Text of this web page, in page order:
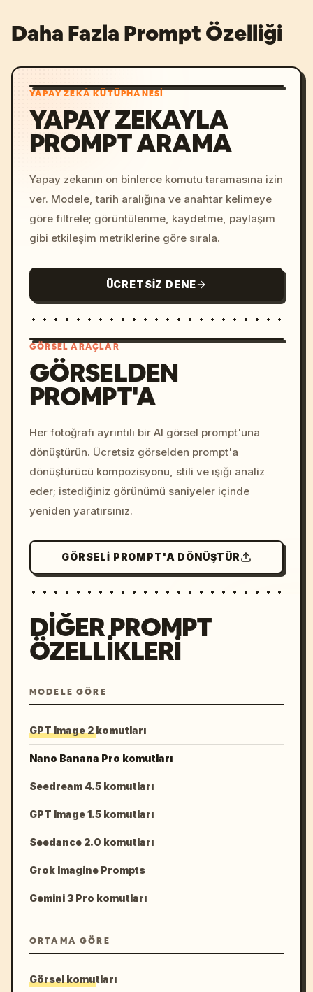
Daha Fazla Prompt Özelliği
YAPAY ZEKÂ KÜTÜPHANESI
YAPAY ZEKAYLA
PROMPT ARAMA
Yapay zekanın on binlerce komutu taramasına izin
ver. Modele, tarih aralığına ve anahtar kelimeye
göre filtrele; görüntülenme, kaydetme, paylaşım
gibi etkileşim metriklerine göre sırala.
ÜCRETSIZ DENE
colors, 8k --v 6.0
GÖRSEL ARAÇLAR
GÖRSELDEN
PROMPT'A
Her fotoğrafı ayrıntılı bir AI görsel prompt'una
dönüştürün. Ücretsiz görselden prompt'a
dönüştürücü kompozisyonu, stili ve ışığı analiz
eder; istediğiniz görünümü saniyeler içinde
yeniden yaratırsınız.
GÖRSELI PROMPT'A DÖNÜŞTÜR
DIĞER PROMPT
ÖZELLIKLERI
MODELE GÖRE
GPT Image 2 komutları
Nano Banana Pro komutları
Seedream 4.5 komutları
GPT Image 1.5 komutları
Seedance 2.0 komutları
Grok Imagine Prompts
Gemini 3 Pro komutları
ORTAMA GÖRE
Görsel komutları